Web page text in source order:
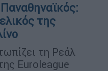
της
τη Ρεάλ
Euroleague